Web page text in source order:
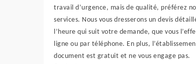
travail d’urgence, mais de qualité, préférez
services. Nous vous dresserons un devis
l’heure qui suit votre demande, que vous
ligne ou par téléphone. En plus,
document est gratuit et ne vous engage pas.